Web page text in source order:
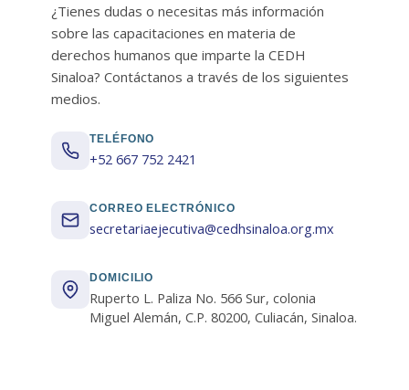
¿Tienes dudas o necesitas más información
sobre las capacitaciones en materia de
derechos humanos que imparte la CEDH
Sinaloa? Contáctanos a través de los siguientes
medios.
TELÉFONO
+52 667 752 2421
CORREO ELECTRÓNICO
secretariaejecutiva@cedhsinaloa.org.mx
DOMICILIO
Ruperto L. Paliza No. 566 Sur, colonia
Miguel Alemán, C.P. 80200, Culiacán, Sinaloa.